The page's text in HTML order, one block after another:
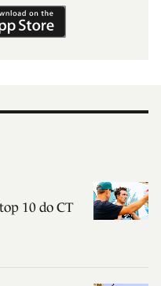
10 do CT